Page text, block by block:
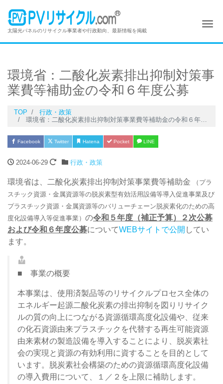
太陽光パネルのリサイクル事業者や行政動向、最新情報を掲載
環境省：二酸化炭素排出抑制対策事
業費等補助金の令和６年度公募
TOP
行政・政策
環境省：二酸化炭素排出抑制対策事業費等補助金の令和６年度公募
Facebook Twitter Hatena Pocket LINE
2024-06-29 行政・政策
環境省は、二酸化炭素排出抑制対策事業費等補助金
（プラ
スチック資源・金属資源等の脱炭素型有効活用設備等導入促進事業及び
プラスチック資源・金属資源等のバリューチェーン脱炭素化のための高
度化設備導入等促進事業） の令和５年度（補正予算）２次公募
および令和６年度公募についてWEBサイトで公開 してい
ます。
■ 事業の概要
本事業は、使用済製品等のリサイクルプロセス全体の
エネルギー起源二酸化炭素の排出抑制を図りリサイク
ルの質の向上につながる資源循環高度化設備や、従来
の化石資源由来プラスチックを代替する再生可能資源
由来素材の製造設備を導入することにより、脱炭素社
会の実現と資源の有効利用に資することを目的として
います。脱炭素社会構築のための資源循環高度化設備
の導入費用について、１／２を上限に補助します。